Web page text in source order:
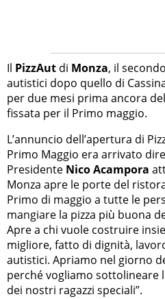
Il PizzAut di Monza, il
autistici dopo quello di
per due mesi prima ancora
fissata per il Primo maggio.
L’annuncio dell’apertura di
Primo Maggio era arrivato
Presidente Nico Acampora
Monza apre le porte del
Primo di maggio a tutte le
mangiare la pizza più buona
Apre a chi vuole costruire
migliore, fatto di dignità,
autistici. Apriamo nel giorno
perché vogliamo sottolineare
dei nostri ragazzi speciali”.